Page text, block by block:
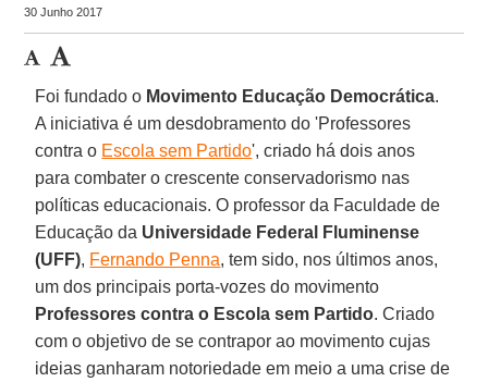
30 Junho 2017
Foi fundado o Movimento Educação Democrática.
A iniciativa é um desdobramento do 'Professores
contra o Escola sem Partido', criado há dois anos
para combater o crescente conservadorismo nas
políticas educacionais. O professor da Faculdade de
Educação da Universidade Federal Fluminense
(UFF), Fernando Penna, tem sido, nos últimos anos,
um dos principais porta-vozes do movimento
Professores contra o Escola sem Partido. Criado
com o objetivo de se contrapor ao movimento cujas
ideias ganharam notoriedade em meio a uma crise de